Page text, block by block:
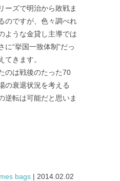
ーズで明治から敗戦ま
のですが、色々調べれ
ような金貸し主導では
に“挙国一致体制”だっ
てきます。
のは戦後のたった70
の衰退状況を考える
逆転は可能だと思いま
bags | 2014.02.02